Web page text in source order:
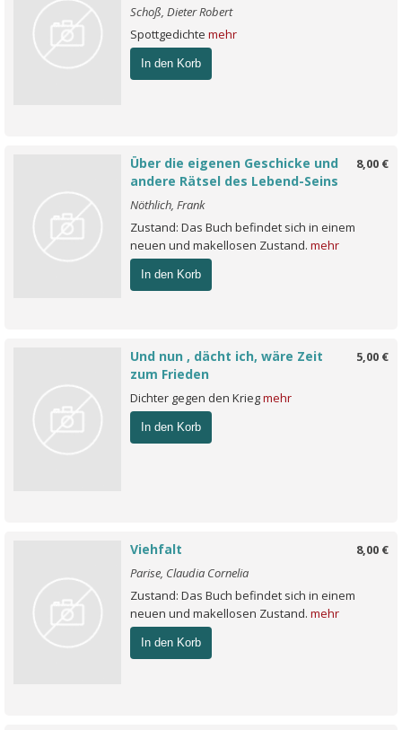
Schoß, Dieter Robert
Spottgedichte mehr
In den Korb
8,00 €
Über die eigenen Geschicke und
andere Rätsel des Lebend-Seins
Nöthlich, Frank
Zustand: Das Buch befindet sich in einem
neuen und makellosen Zustand. mehr
In den Korb
5,00 €
Und nun , dächt ich, wäre Zeit
zum Frieden
Dichter gegen den Kriegmehr
In den Korb
8,00 €
Viehfalt
Parise, Claudia Cornelia
Zustand: Das Buch befindet sich in einem
neuen und makellosen Zustand. mehr
In den Korb